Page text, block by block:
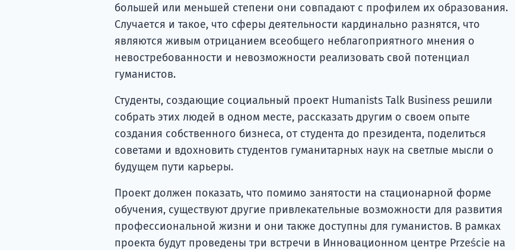
большей или меньшей степени они совпадают с профилем их образования.
Случается и такое, что сферы деятельности кардинально разнятся, что
являются живым отрицанием всеобщего неблагоприятного мнения о
невостребованности и невозможности реализовать свой потенциал
гуманистов.
Студенты, создающие социальный проект Humanists Talk Business решили
собрать этих людей в одном месте, рассказать другим о своем опыте
создания собственного бизнеса, от студента до президента, поделиться
советами и вдохновить студентов гуманитарных наук на светлые мысли о
будущем пути карьеры.
Проект должен показать, что помимо занятости на стационарной форме
обучения, существуют другие привлекательные возможности для развития
профессиональной жизни и они также доступны для гуманистов. В рамках
проекта будут проведены три встречи в Инновационном центре Przeście на